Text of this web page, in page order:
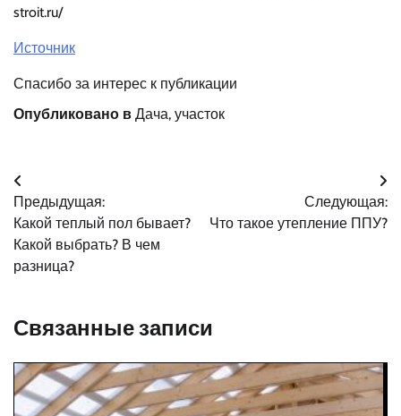
stroit.ru/
Источник
Спасибо за интерес к публикации
Опубликовано в Дача, участок
Навигация
по
записям
Предыдущая:
Какой теплый пол бывает?
Какой выбрать? В чем
разница?
Следующая:
Что такое утепление ППУ?
Связанные записи